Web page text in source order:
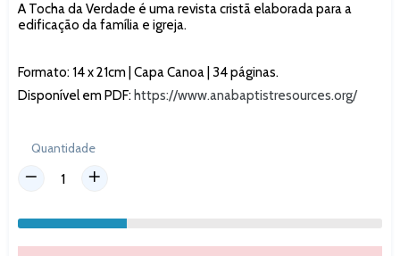
A Tocha da Verdade é uma revista cristã elaborada para a
edificação da família e igreja.
Formato: 14 x 21cm | Capa Canoa | 34 páginas.
Disponível em PDF: https://www.anabaptistresources.org/
Quantidade